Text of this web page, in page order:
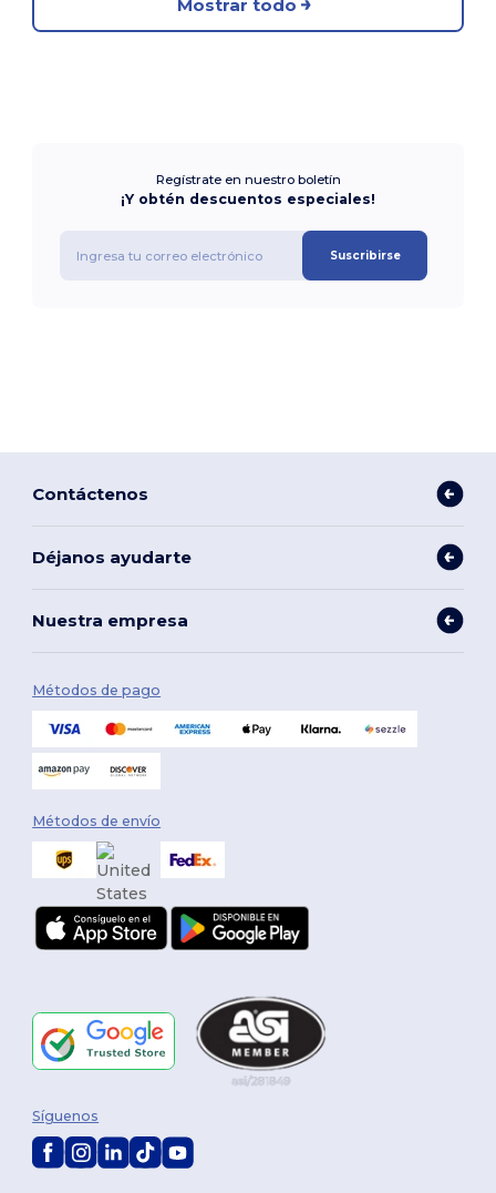
Mostrar todo
Regístrate en nuestro boletín
¡Y obtén descuentos especiales!
Suscribirse
Contáctenos
Déjanos ayudarte
Nuestra empresa
Métodos de pago
Métodos de envío
Síguenos